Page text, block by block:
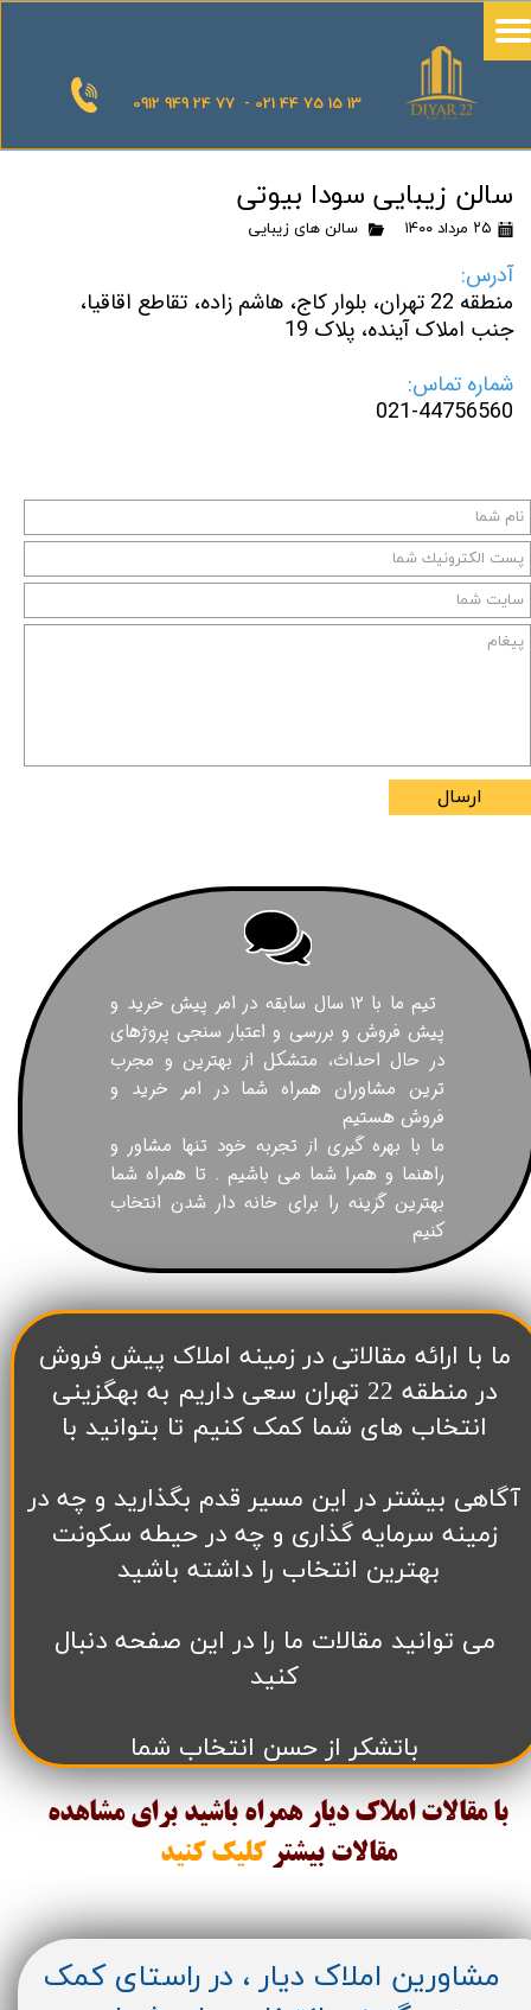
0912 949 24 77 - 021 44 75 15 13
سالن زیبایی سودا بیوتی
۲۵ مرداد ۱۴۰۰ سالن های زیبایی
آدرس:
منطقه 22 تهران، بلوار کاج، هاشم زاده، تقاطع اقاقیا،
جنب املاک آینده، پلاک 19
شماره تماس:
021-44756560
ارسال
تیم ما با ۱۲ سال سابقه در امر پیش خرید و
پیش فروش و بررسی و اعتبار سنجی پروژهای
در حال احداث، متشکل از بهترین و مجرب
ترین مشاوران همراه شما در امر خرید و
فروش هستیم
ما با بهره گیری از تجربه خود تنها مشاور و
راهنما و همرا شما می باشیم . تا همراه شما
بهترین گزینه را برای خانه دار شدن انتخاب
کنیم
​ما با ارائه مقالاتی در زمینه املاک پیش فروش
در منطقه 22 تهران سعی داریم به بهگزینی
انتخاب های شما کمک کنیم تا بتوانید با
آگاهی بیشتر در این مسیر قدم بگذارید و چه در
زمینه سرمایه گذاری و چه در حیطه سکونت
بهترین انتخاب را داشته باشید
می توانید مقالات ما را در این صفحه دنبال
کنید
باتشکر از حسن انتخاب شما
با مقالات املاک دیار همراه باشید برای مشاهده
مقالات بیشتر کلیک کنید
مشاورین املاک دیار ، در راستای کمک